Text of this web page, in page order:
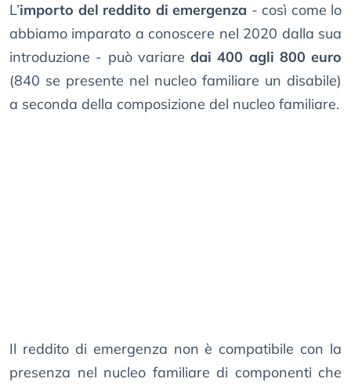
L’importo del reddito di emergenza - così come lo
abbiamo imparato a conoscere nel 2020 dalla sua
introduzione - può variare dai 400 agli 800 euro
(840 se presente nel nucleo familiare un disabile)
a seconda della composizione del nucleo familiare.
Il reddito di emergenza non è compatibile con la
presenza nel nucleo familiare di componenti che